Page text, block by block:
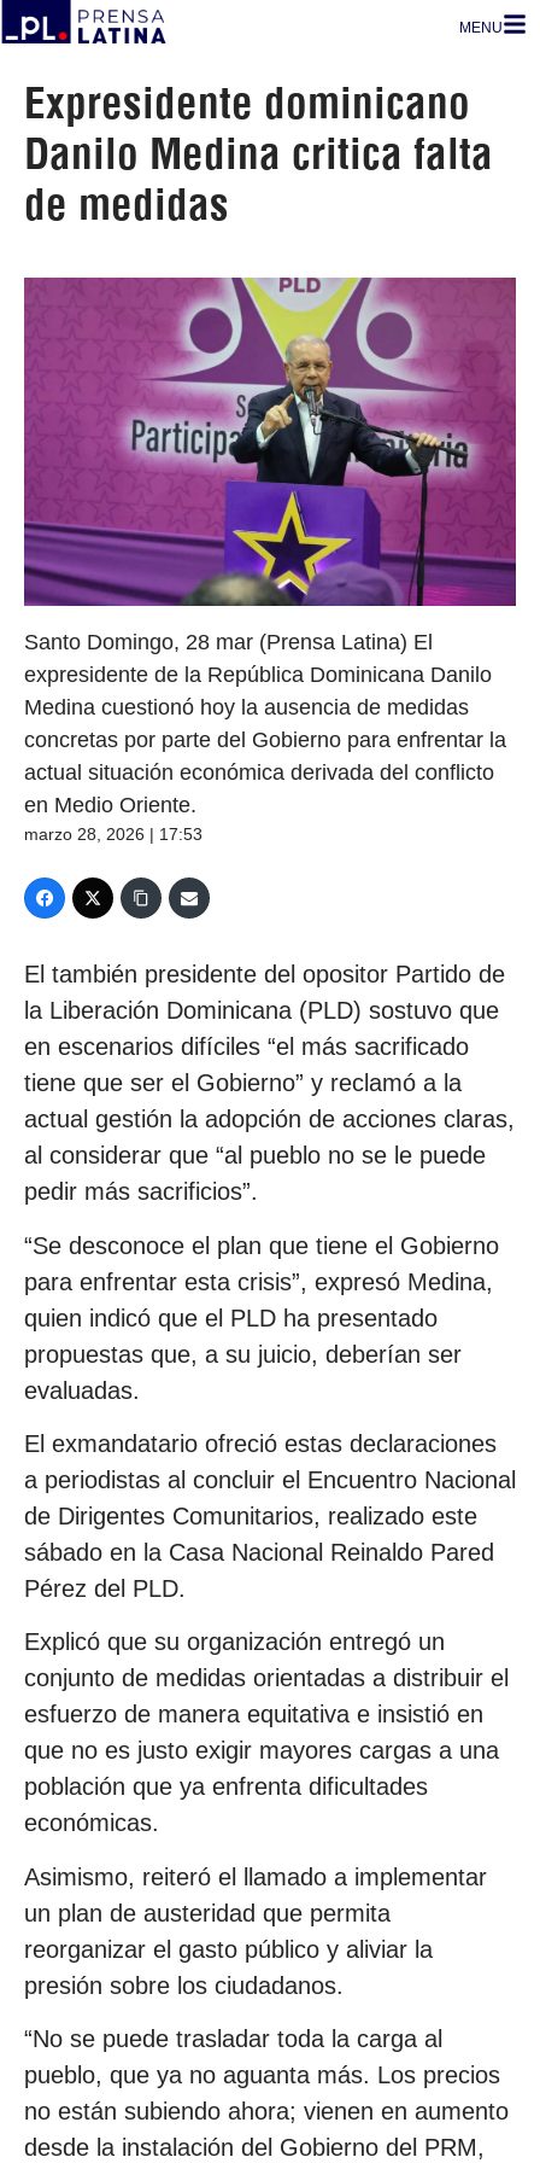
MENU
Expresidente dominicano
Danilo Medina critica falta
de medidas
Santo Domingo, 28 mar (Prensa Latina) El
expresidente de la República Dominicana Danilo
Medina cuestionó hoy la ausencia de medidas
concretas por parte del Gobierno para enfrentar la
actual situación económica derivada del conflicto
en Medio Oriente.
marzo 28, 2026 | 17:53
El también presidente del opositor Partido de
la Liberación Dominicana (PLD) sostuvo que
en escenarios difíciles “el más sacrificado
tiene que ser el Gobierno” y reclamó a la
actual gestión la adopción de acciones claras,
al considerar que “al pueblo no se le puede
pedir más sacrificios”.
“Se desconoce el plan que tiene el Gobierno
para enfrentar esta crisis”, expresó Medina,
quien indicó que el PLD ha presentado
propuestas que, a su juicio, deberían ser
evaluadas.
El exmandatario ofreció estas declaraciones
a periodistas al concluir el Encuentro Nacional
de Dirigentes Comunitarios, realizado este
sábado en la Casa Nacional Reinaldo Pared
Pérez del PLD.
Explicó que su organización entregó un
conjunto de medidas orientadas a distribuir el
esfuerzo de manera equitativa e insistió en
que no es justo exigir mayores cargas a una
población que ya enfrenta dificultades
económicas.
Asimismo, reiteró el llamado a implementar
un plan de austeridad que permita
reorganizar el gasto público y aliviar la
presión sobre los ciudadanos.
“No se puede trasladar toda la carga al
pueblo, que ya no aguanta más. Los precios
no están subiendo ahora; vienen en aumento
desde la instalación del Gobierno del PRM,